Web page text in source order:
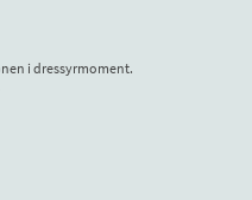
i dressyrmoment.